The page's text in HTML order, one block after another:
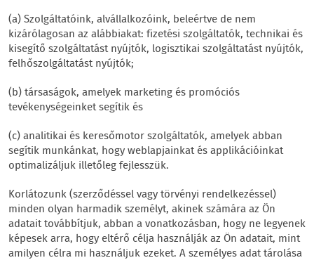
(a) Szolgáltatóink, alvállalkozóink, beleértve de nem
kizárólagosan az alábbiakat: fizetési szolgáltatók, technikai és
kisegítő szolgáltatást nyújtók, logisztikai szolgáltatást nyújtók,
felhőszolgáltatást nyújtók;
(b) társaságok, amelyek marketing és promóciós
tevékenységeinket segítik és
(c) analitikai és keresőmotor szolgáltatók, amelyek abban
segítik munkánkat, hogy weblapjainkat és applikációinkat
optimalizáljuk illetőleg fejlesszük.
Korlátozunk (szerződéssel vagy törvényi rendelkezéssel)
minden olyan harmadik személyt, akinek számára az Ön
adatait továbbítjuk, abban a vonatkozásban, hogy ne legyenek
képesek arra, hogy eltérő célja használják az Ön adatait, mint
amilyen célra mi használjuk ezeket. A személyes adat tárolása